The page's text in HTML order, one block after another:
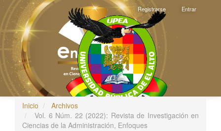
Navegación
principal
Contenido
principal
Barra
lateral
Registrarse Entrar
Inicio
Archivos
Vol. 6 Núm. 22 (2022): Revista de Investigación en
Ciencias de la Administración, Enfoques